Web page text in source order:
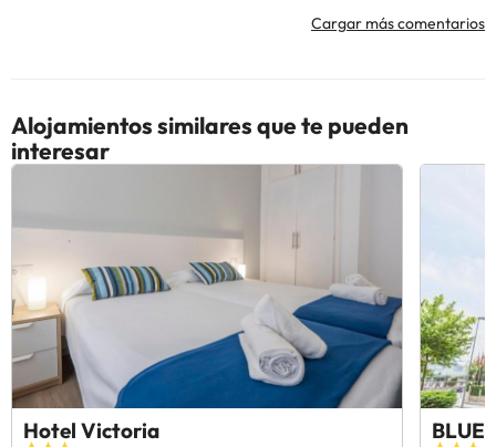
Cargar más comentarios
Alojamientos similares que te pueden
interesar
Hotel Victoria